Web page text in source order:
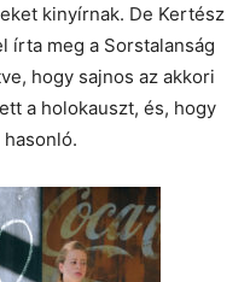
kinyírnak. De Kertész
írta meg a Sorstalanság
hogy sajnos az akkori
a holokauszt, és, hogy